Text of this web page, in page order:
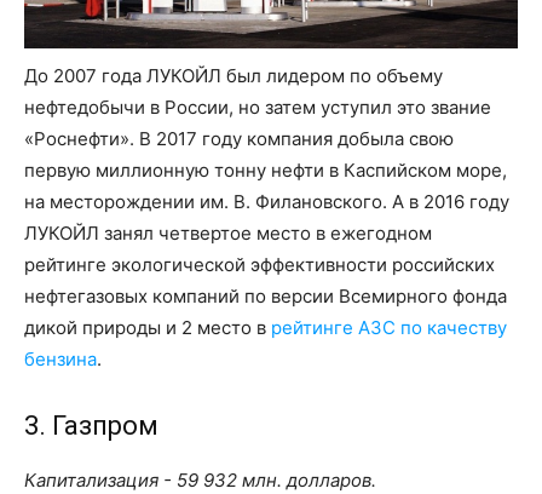
До 2007 года ЛУКОЙЛ был лидером по объему
нефтедобычи в России, но затем уступил это звание
«Роснефти». В 2017 году компания добыла свою
первую миллионную тонну нефти в Каспийском море,
на месторождении им. В. Филановского. А в 2016 году
ЛУКОЙЛ занял четвертое место в ежегодном
рейтинге экологической эффективности российских
нефтегазовых компаний по версии Всемирного фонда
дикой природы и 2 место в рейтинге АЗС по качеству
бензина.
3. Газпром
Капитализация - 59 932 млн. долларов.